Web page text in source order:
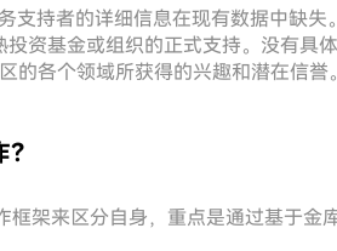
支持者的详细信息在现有数据中缺失
资基金或组织的正式支持。没有具
的各个领域所获得的兴趣和潜在信誉。
架来区分自身，重点是通过基于金